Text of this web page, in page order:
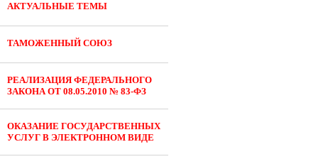
АКТУАЛЬНЫЕ ТЕМЫ
ТАМОЖЕННЫЙ СОЮЗ
РЕАЛИЗАЦИЯ ФЕДЕРАЛЬНОГО
ЗАКОНА ОТ 08.05.2010 № 83-ФЗ
ОКАЗАНИЕ ГОСУДАРСТВЕННЫХ
УСЛУГ В ЭЛЕКТРОННОМ ВИДЕ